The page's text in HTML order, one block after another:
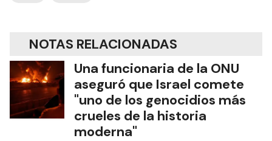
NOTAS RELACIONADAS
Una funcionaria de la ONU
aseguró que Israel comete
"uno de los genocidios más
crueles de la historia
moderna"